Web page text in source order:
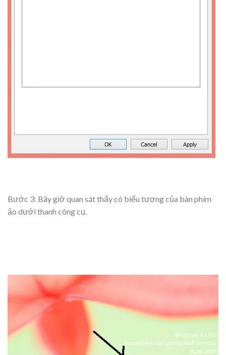
Bước 3: Bây giờ quan sát thấy có biểu tượng của bàn phím
ảo dưới thanh công cụ.